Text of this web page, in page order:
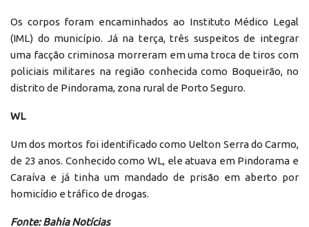
Os corpos foram encaminhados ao Instituto Médico Legal
(IML) do município. Já na terça, três suspeitos de integrar
uma facção criminosa morreram em uma troca de tiros com
policiais militares na região conhecida como Boqueirão, no
distrito de Pindorama, zona rural de Porto Seguro.
WL
Um dos mortos foi identificado como Uelton Serra do Carmo,
de 23 anos. Conhecido como WL, ele atuava em Pindorama e
Caraíva e já tinha um mandado de prisão em aberto por
homicídio e tráfico de drogas.
Fonte: Bahia Notícias